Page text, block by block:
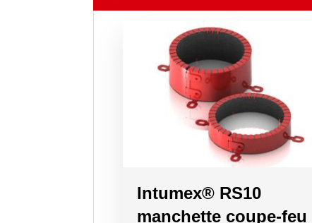
Intumex® RS10
manchette coupe-feu